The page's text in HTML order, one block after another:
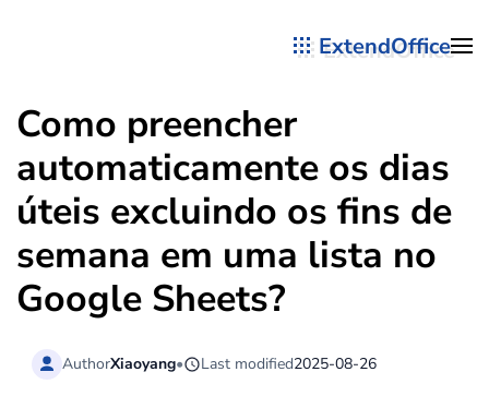
ExtendOffice
Como preencher
automaticamente os dias
úteis excluindo os fins de
semana em uma lista no
Google Sheets?
AuthorXiaoyang• Last modified2025-08-26